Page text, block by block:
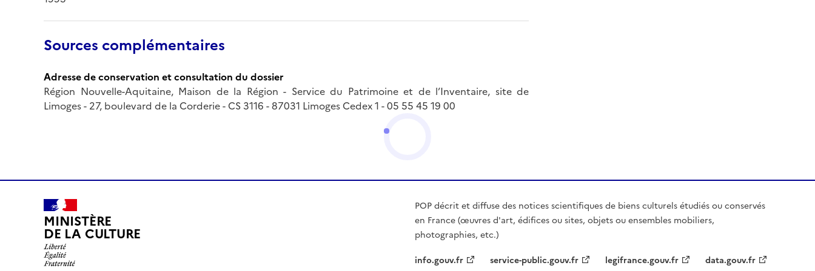
Sources complémentaires
Adresse de conservation et consultation du dossier
Région Nouvelle-Aquitaine, Maison de la Région - Service du Patrimoine et de l’Inventaire, site de
Limoges - 27, boulevard de la Corderie - CS 3116 - 87031 Limoges Cedex 1 - 05 55 45 19 00
MINISTÈRE
DE LA CULTURE
POP décrit et diffuse des notices scientifiques de biens culturels étudiés ou conservés
en France (œuvres d'art, édifices ou sites, objets ou ensembles mobiliers,
photographies, etc.)
info.gouv.fr
service-public.gouv.fr legifrance.gouv.fr data.gouv.fr